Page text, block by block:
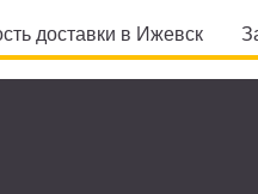
доставки в Ижевск